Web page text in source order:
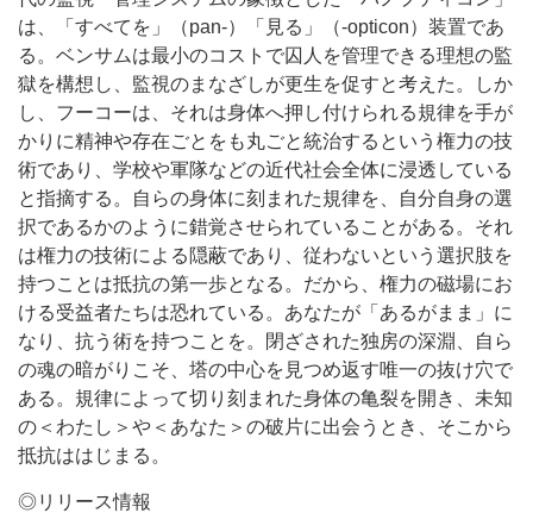
は、「すべてを」（pan-）「見る」（-opticon）装置であ
る。ベンサムは最小のコストで囚人を管理できる理想の監
獄を構想し、監視のまなざしが更生を促すと考えた。しか
し、フーコーは、それは身体へ押し付けられる規律を手が
かりに精神や存在ごとをも丸ごと統治するという権力の技
術であり、学校や軍隊などの近代社会全体に浸透している
と指摘する。自らの身体に刻まれた規律を、自分自身の選
択であるかのように錯覚させられていることがある。それ
は権力の技術による隠蔽であり、従わないという選択肢を
持つことは抵抗の第一歩となる。だから、権力の磁場にお
ける受益者たちは恐れている。あなたが「あるがまま」に
なり、抗う術を持つことを。閉ざされた独房の深淵、自ら
の魂の暗がりこそ、塔の中心を見つめ返す唯一の抜け穴で
ある。規律によって切り刻まれた身体の亀裂を開き、未知
の＜わたし＞や＜あなた＞の破片に出会うとき、そこから
抵抗ははじまる。
◎リリース情報